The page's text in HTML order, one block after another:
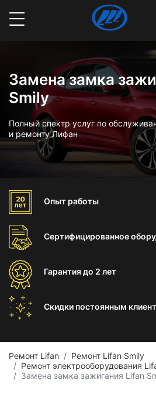
Замена замка
Smily
Полный спектр услуг по
и ремонту Лифан
Опыт работы
Сертифицированное
Гарантиядо 2 лет
Скидки постоянным
Ремонт Lifan
Ремонт Lifan Smily
Ремонт электрооборудования
Замена замка зажигания Lifan